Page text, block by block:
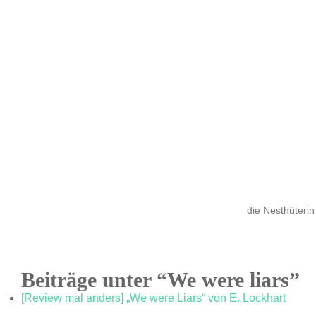
die Nesthüterin
Beiträge unter “We were liars”
[Review mal anders] „We were Liars“ von E. Lockhart